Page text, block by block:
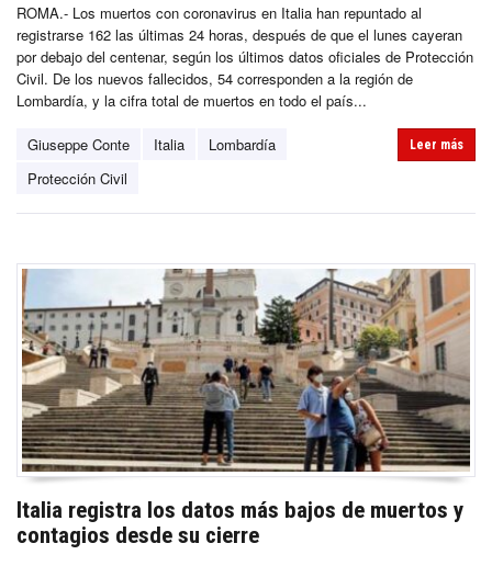
ROMA.- Los muertos con coronavirus en Italia han repuntado al
registrarse 162 las últimas 24 horas, después de que el lunes cayeran
por debajo del centenar, según los últimos datos oficiales de Protección
Civil. De los nuevos fallecidos, 54 corresponden a la región de
Lombardía, y la cifra total de muertos en todo el país...
Giuseppe Conte Italia
Lombardía
Protección Civil
Leer más
Italia registra los datos más bajos de muertos y
contagios desde su cierre